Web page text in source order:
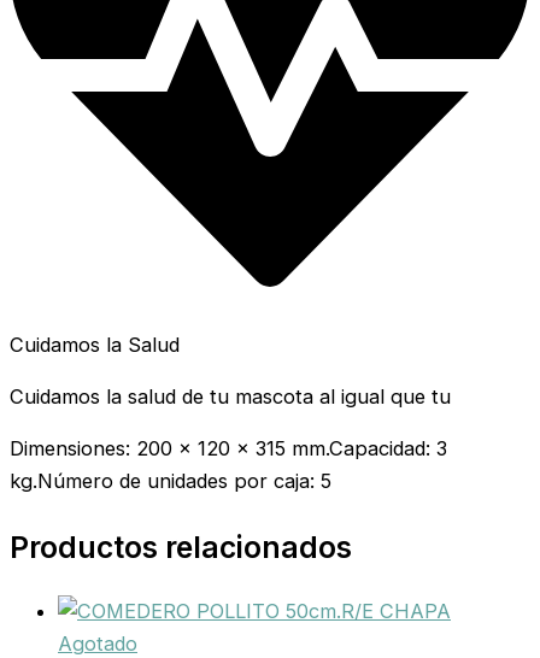
Cuidamos la Salud
Cuidamos la salud de tu mascota al igual que tu
Dimensiones: 200 x 120 x 315 mm.Capacidad: 3
kg.Número de unidades por caja: 5
Productos relacionados
Agotado